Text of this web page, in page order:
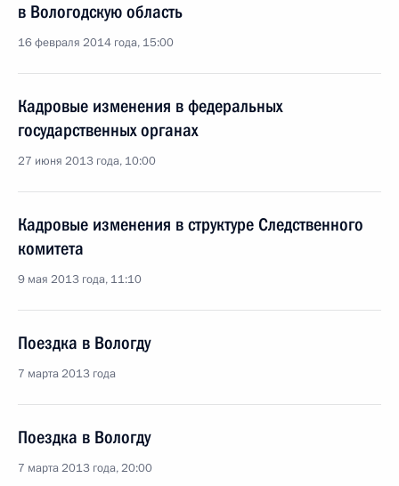
в Вологодскую область
16 февраля 2014 года, 15:00
Кадровые изменения в федеральных
государственных органах
27 июня 2013 года, 10:00
Кадровые изменения в структуре Следственного
комитета
9 мая 2013 года, 11:10
Поездка в Вологду
7 марта 2013 года
Поездка в Вологду
7 марта 2013 года, 20:00